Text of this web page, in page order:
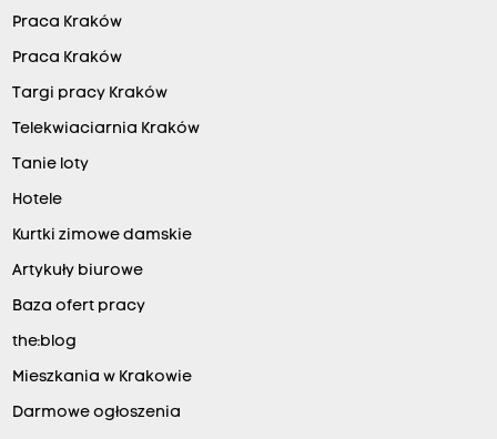
Praca Kraków
Praca Kraków
Targi pracy Kraków
Telekwiaciarnia Kraków
Tanie loty
Hotele
Kurtki zimowe damskie
Artykuły biurowe
Baza ofert pracy
the:blog
Mieszkania w Krakowie
Darmowe ogłoszenia